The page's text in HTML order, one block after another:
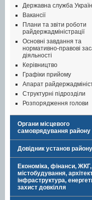
Державна служба
Вакансії
Плани та звіти роботи
райдержадміністрації
Основні завдання та
нормативно-правові
діяльності
Керівництво
Графіки прийому
Апарат
Структурні підрозділи
Розпорядження голови
Органи місцевого
самоврядування району
Довідник установ району
Економіка, фінанси, ЖКГ,
містобудування,
інфраструктура,
захист довкілля